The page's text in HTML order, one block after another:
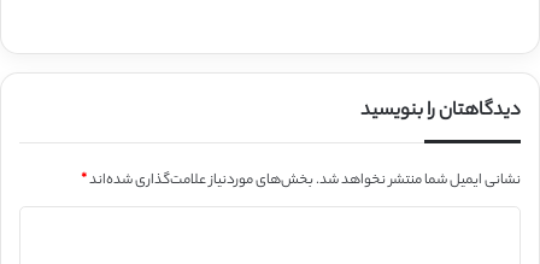
دیدگاهتان را بنویسید
نشانی ایمیل شما منتشر نخواهد شد.بخش‌های موردنیاز علامت‌گذاری شده‌اند*